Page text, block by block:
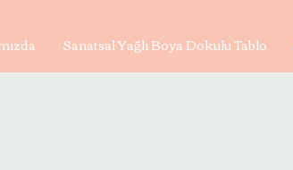
Sanatsal Yağlı Boya Dokulu Tablo